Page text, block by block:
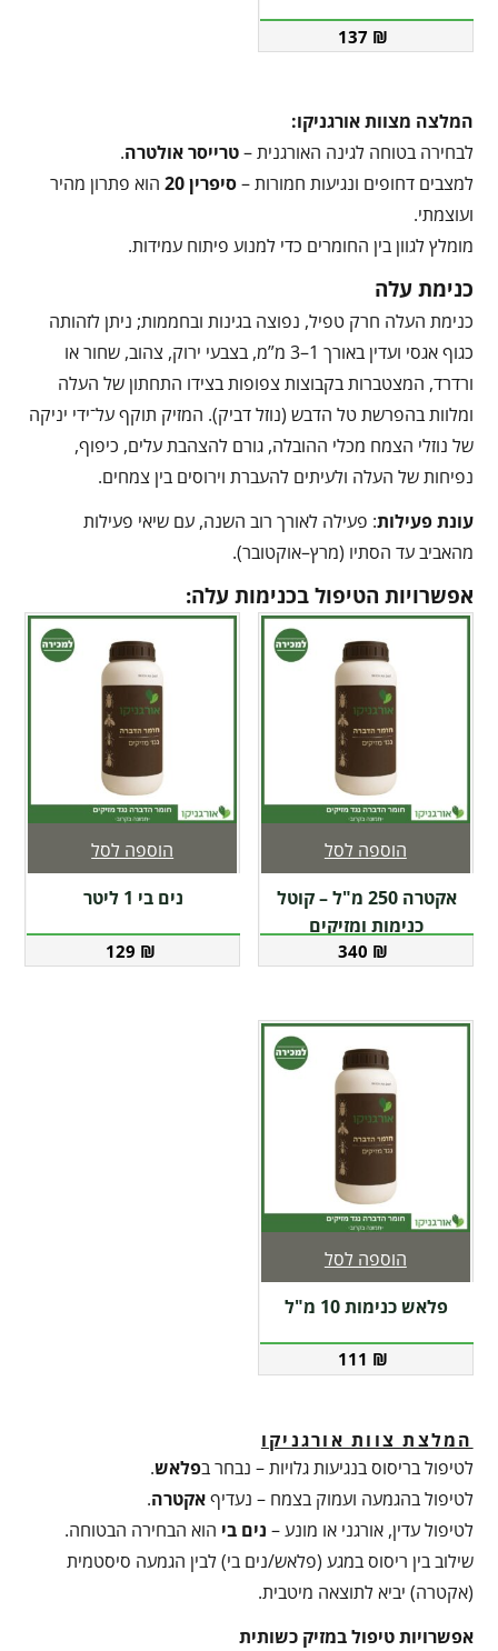
137 ₪
המלצה מצוות אורגניקו:
לבחירה בטוחה לגינה האורגנית –טרייסר אולטרה.
למצבים דחופים ונגיעות חמורות –סיפרין 20
הוא פתרון מהיר
ועוצמתי.
מומלץ לגוון בין החומרים כדי למנוע פיתוח עמידות.
כנימת עלה
כנימת העלה חרק טפיל, נפוצה בגינות ובחממות; ניתן לזהותה
כגוף אגסי ועדין באורך 1–3 מ”מ, בצבעי ירוק, צהוב, שחור או
ורדרד, המצטברות בקבוצות צפופות בצידו התחתון של העלה
ומלוות בהפרשת טל הדבש (נוזל דביק). המזיק תוקף על־ידי יניקה
של נוזלי הצמח מכלי ההובלה, גורם להצהבת עלים, כיפוף,
נפיחות של העלה ולעיתים להעברת וירוסים בין צמחים.
עונת פעילות: פעילה לאורך רוב השנה, עם שיאי פעילות
מהאביב עד הסתיו (מרץ–אוקטובר).
אפשרויות הטיפול בכנימות עלה:
אקטרה 250 מ"ל – קוטל
כנימות ומזיקים
340 ₪
הוספה לסל
נים בי 1 ליטר
129 ₪
הוספה לסל
פלאש כנימות 10 מ"ל
111 ₪
הוספה לסל
המלצת צוות אורגניקו
לטיפול בריסוס בנגיעות גלויות – נבחר בפלאש.
לטיפול בהגמעה ועמוק בצמח – נעדיףאקטרה.
לטיפול עדין, אורגני או מונע – נים בי הוא הבחירה הבטוחה.
שילוב בין ריסוס במגע (פלאש/נים בי) לבין הגמעה סיסטמית
(אקטרה) יביא לתוצאה מיטבית.
אפשרויות טיפול במזיק כשותית